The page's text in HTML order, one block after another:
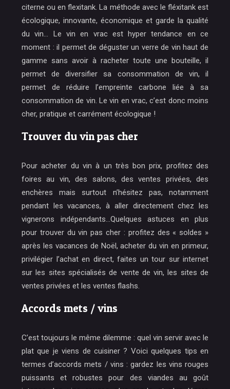
citerne ou en flexitank. La méthode avec le fléxitank est
écologique, innovante, économique et garde la qualité
du vin… Le vin en vrac est hyper tendance en ce
moment : il permet de déguster un verre de vin haut de
gamme sans avoir à racheter toute une bouteille, il
permet de diversifier sa consommation de vin, il
permet de réduire l’empreinte carbone liée à sa
consommation de vin. Le vin en vrac, c’est donc moins
cher, pratique et carrément écologique !
Trouver du vin pas cher
Pour acheter du vin à un très bon prix, profitez des
foires au vin, des salons, des ventes privées, des
enchères mais surtout n’hésitez pas, notamment
pendant les vacances, à aller directement chez les
vignerons indépendants…Quelques astuces en plus
pour trouver du vin pas cher : profitez des « soldes »
après les vacances de Noël, acheter du vin en primeur,
privilégier l’achat en direct, faites un tour sur internet
sur les sites spécialisés de vente de vin, les sites de
ventes privées et les ventes flashs.
Accords mets / vins
C’est toujours le même dilemme : quel vin servir avec le
plat que je viens de cuisiner ? Voici quelques tips en
termes d’accords mets / vins : gardez les vins rouges
puissants et robustes pour des viandes au goût